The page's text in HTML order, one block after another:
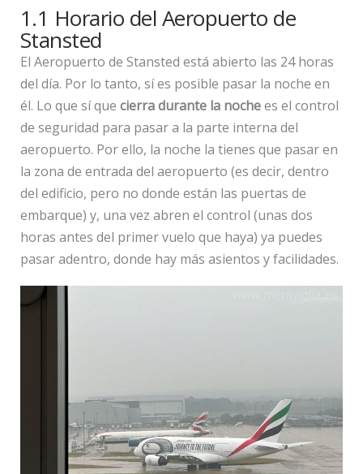
1.1 Horario del Aeropuerto de
Stansted
El Aeropuerto de Stansted está abierto las 24 horas
del día. Por lo tanto, sí es posible pasar la noche en
él. Lo que sí que cierra durante la nochees el control
de seguridad para pasar a la parte interna del
aeropuerto. Por ello, la noche la tienes que pasar en
la zona de entrada del aeropuerto (es decir, dentro
del edificio, pero no donde están las puertas de
embarque) y, una vez abren el control (unas dos
horas antes del primer vuelo que haya) ya puedes
pasar adentro, donde hay más asientos y facilidades.